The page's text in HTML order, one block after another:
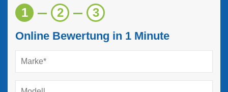
1 2 3
Online Bewertung in 1 Minute